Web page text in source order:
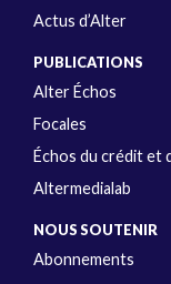
Actus d’Alter
PUBLICATIONS
Alter Échos
Focales
Échos du crédit et
Altermedialab
NOUS SOUTENIR
Abonnements